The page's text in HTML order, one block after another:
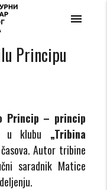
menu
Principu
Princip – princip
u klubu „Tribina
Autor tribine
saradnik Matice